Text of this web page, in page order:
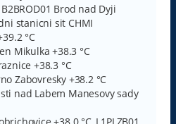
Brod nad Dyji
stanicni sit CHMI
°C
Mikulka +38.3 °C
+38.3 °C
Zabovresky +38.2 °C
nad Labem Manesovy sady
+38.0 °C, L1PLZB01